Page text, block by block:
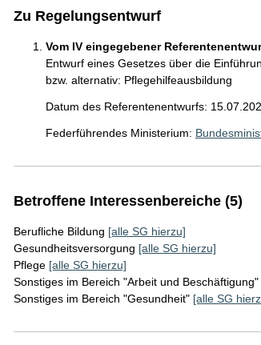
Zu Regelungsentwurf
Vom IV eingegebener
Entwurf eines Gesetzes über die
bzw. alternativ: Pflegehilfeausbildung
Datum des Referentenentwurfs:
Federführendes Ministerium:
Betroffene Interessenbereiche (5)
Berufliche Bildung [alle SG hierzu]
Gesundheitsversorgung [alle SG hierzu]
Pflege [alle SG hierzu]
Sonstiges im Bereich "Arbeit und Beschäftigung"
Sonstiges im Bereich "Gesundheit" [alle SG